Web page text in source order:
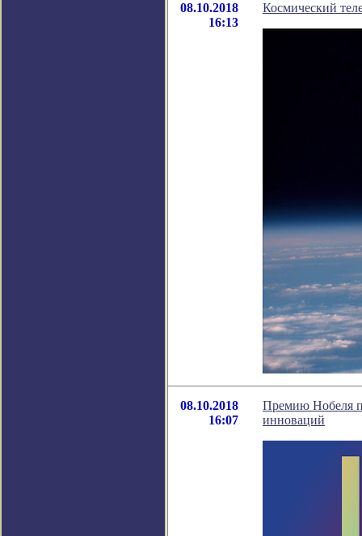
08.10.2018
16:13
Космический
08.10.2018
16:07
Премию Нобеля
инноваций